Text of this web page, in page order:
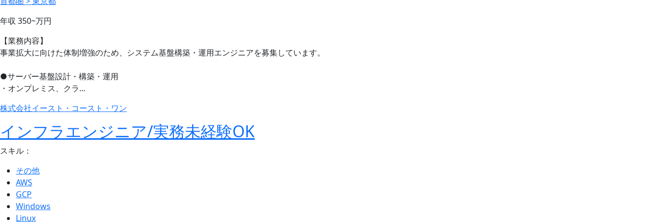
年収 350~万円
【業務内容】
事業拡大に向けた体制増強のため、システム基盤構築・運用エンジニアを募集しています。
●サーバー基盤設計・構築・運用
・オンプレミス、クラ...
株式会社イースト・コースト・ワン
インフラエンジニア/実務未経験OK
スキル：
その他
AWS
GCP
Windows
Linux